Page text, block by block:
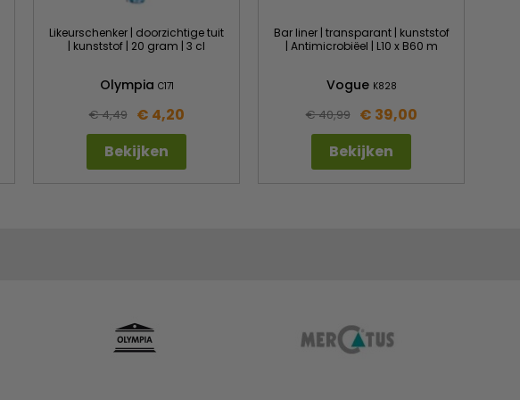
Likeurschenker | doorzichtige tuit
| kunststof | 20 gram | 3 cl
Olympia C171
€ 4,49
€ 4,20
Bekijken
Bar liner | transparant | kunststof
| Antimicrobiëel | L10 x B60 m
Vogue K828
€ 40,99
€ 39,00
Bekijken